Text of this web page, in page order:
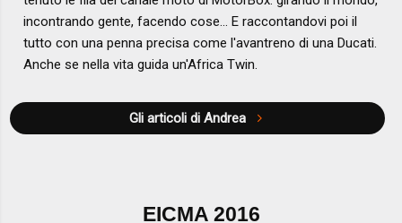
incontrando gente, facendo cose... E raccontandovi poi il
tutto con una penna precisa come l'avantreno di una Ducati.
Anche se nella vita guida un'Africa Twin.
Gli articoli di Andrea
EICMA 2016